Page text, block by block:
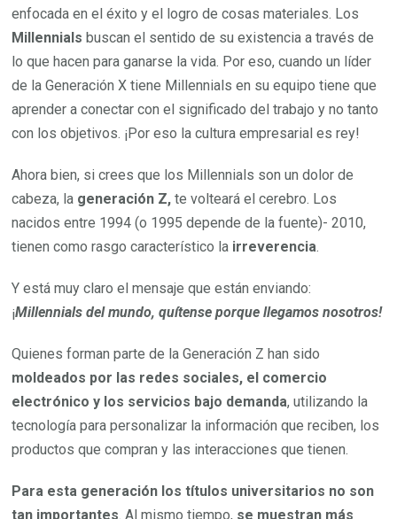
enfocada en el éxito y el logro de cosas materiales. Los
Millennials buscan el sentido de su existencia a través de
lo que hacen para ganarse la vida. Por eso, cuando un líder
de la Generación X tiene Millennials en su equipo tiene que
aprender a conectar con el significado del trabajo y no tanto
con los objetivos. ¡Por eso la cultura empresarial es rey!
Ahora bien, si crees que los Millennials son un dolor de
cabeza, la generación Z,te volteará el cerebro. Los
nacidos entre 1994 (o 1995 depende de la fuente)- 2010,
tienen como rasgo característico la irreverencia.
Y está muy claro el mensaje que están enviando:
¡Millennials del mundo, quítense porque llegamos nosotros!
Quienes forman parte de la Generación Z han sido
moldeados por las redes sociales, el comercio
electrónico y los servicios bajo demanda, utilizando la
tecnología para personalizar la información que reciben, los
productos que compran y las interacciones que tienen.
Para esta generación los títulos universitarios no son
tan importantes. Al mismo tiempo, se muestran más